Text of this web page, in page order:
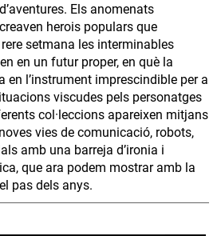
Els anomenats
herois populars que
setmana les interminables
en un futur proper, en què la
en l’instrument imprescindible per a
viscudes pels personatges
col·leccions apareixen mitjans
vies de comunicació, robots,
amb una barreja d’ironia i
que ara podem mostrar amb la
pas dels anys.